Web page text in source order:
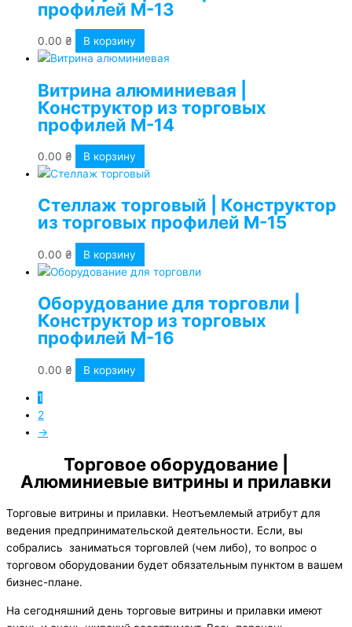
профилей М-13
0.00 ₴ В корзину
Витрина алюминиевая |
Конструктор из торговых
профилей М-14
0.00 ₴ В корзину
Стеллаж торговый | Конструктор
из торговых профилей М-15
0.00 ₴ В корзину
Оборудование для торговли |
Конструктор из торговых
профилей М-16
0.00 ₴ В корзину
1
2
→
Торговое оборудование |
Алюминиевые витрины и прилавки
Торговые витрины и прилавки. Неотъемлемый атрибут для
ведения предпринимательской деятельности. Если, вы
собрались заниматься торговлей (чем либо), то вопрос о
торговом оборудовании будет обязательным пунктом в вашем
бизнес-плане.
На сегодняшний день торговые витрины и прилавки имеют